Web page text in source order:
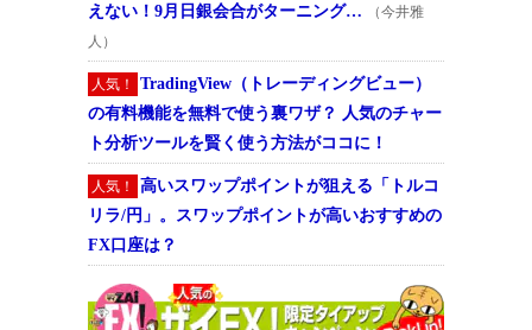
えない！9月日銀会合がターニング…
（今井雅
人）
人気！
TradingView（トレーディングビュー）
の有料機能を無料で使う裏ワザ？ 人気のチャー
ト分析ツールを賢く使う方法がココに！
人気！
高いスワップポイントが狙える「トルコ
リラ/円」。スワップポイントが高いおすすめの
FX口座は？